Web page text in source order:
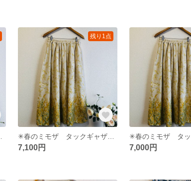
残り1点
✳︎春のミモザ タックギャザースカート ロングスカート85cm
7,100円 7,000円